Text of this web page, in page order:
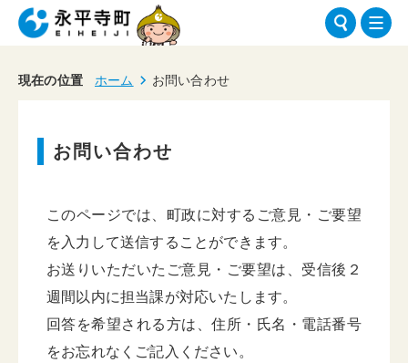
現在の位置 ホーム お問い合わせ
お問い合わせ
このページでは、町政に対するご意見・ご要望
を入力して送信することができます。
お送りいただいたご意見・ご要望は、受信後２
週間以内に担当課が対応いたします。
回答を希望される方は、住所・氏名・電話番号
をお忘れなくご記入ください。